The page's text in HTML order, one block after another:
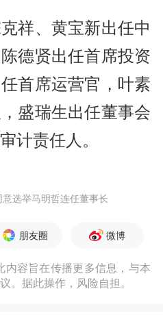
祥、黄宝新出任中
德贤出任首席投资
首席运营官，叶素
盛瑞生出任董事会
计责任人。
选举马明哲连任董事长
朋友圈 微博
内容旨在传播更多信息，与本
。据此操作，风险自担。